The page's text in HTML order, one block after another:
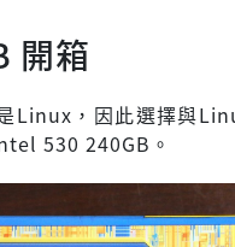
開箱
Linux，因此選擇與
530 240GB。